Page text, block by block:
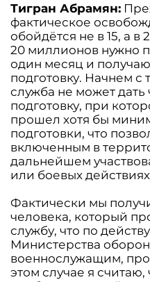
Тигран Абрамян:
фактическое
обойдётся не в 15, а
20 миллионов нужно
один месяц и
подготовку. Начнем с
служба не может дать
подготовку, при
прошел хотя бы
подготовки, что
включенным в
дальнейшем
или боевых
Фактически мы
человека, который
службу, что по
Министерства
военнослужащим,
этом случае я